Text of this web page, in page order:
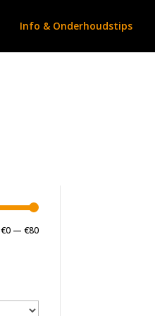
Info & Onderhoudstips
Min.
Max.
€0— €80